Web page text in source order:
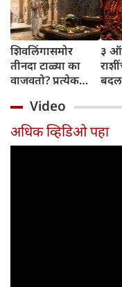
शिवलिंगासमोर
तीनदा टाळ्या का
वाजवतो? प्रत्येक
जाणून घ्या
३
होईल
Video
अधिक व्हिडिओ पहा